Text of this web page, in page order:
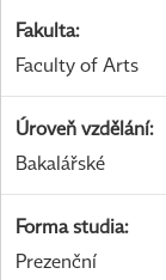
Fakulta:
Faculty of Arts
Úroveň vzdělání:
Bakalářské
Forma studia:
Prezenční